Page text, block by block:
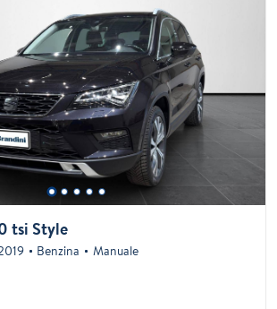
tsi Style
Benzina Manuale